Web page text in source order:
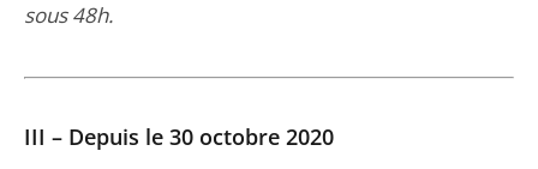
sous 48h.
III – Depuis le 30 octobre 2020